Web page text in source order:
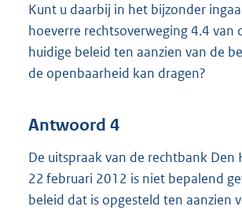
Kunt u daarbij in het bijzonder
hoeverre rechtsoverweging 4.4 van
huidige beleid ten aanzien van de
de openbaarheid kan dragen?
Antwoord 4
De uitspraak van de rechtbank Den
22 februari 2012 is niet bepalend
beleid dat is opgesteld ten aanzien